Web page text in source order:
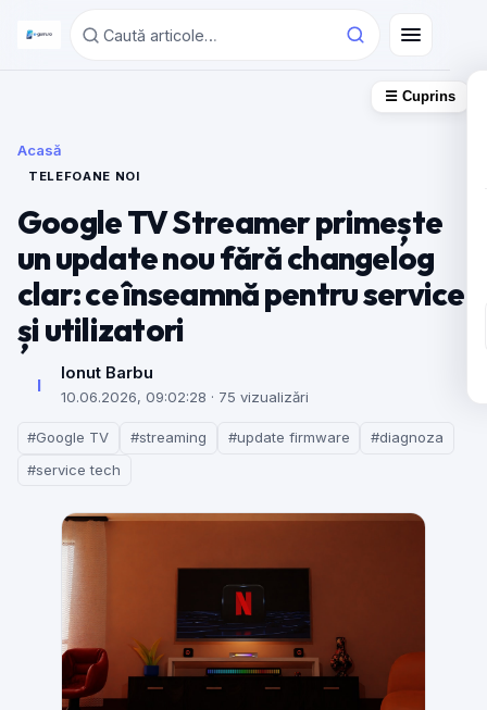
☰ Cuprins
Acasă
TELEFOANE NOI
Google TV Streamer primește
un update nou fără changelog
clar: ce înseamnă pentru service
și utilizatori
I
Ionut Barbu
10.06.2026, 09:02:28 · 75 vizualizări
#Google TV #streaming #update firmware
#diagnoza
#service tech